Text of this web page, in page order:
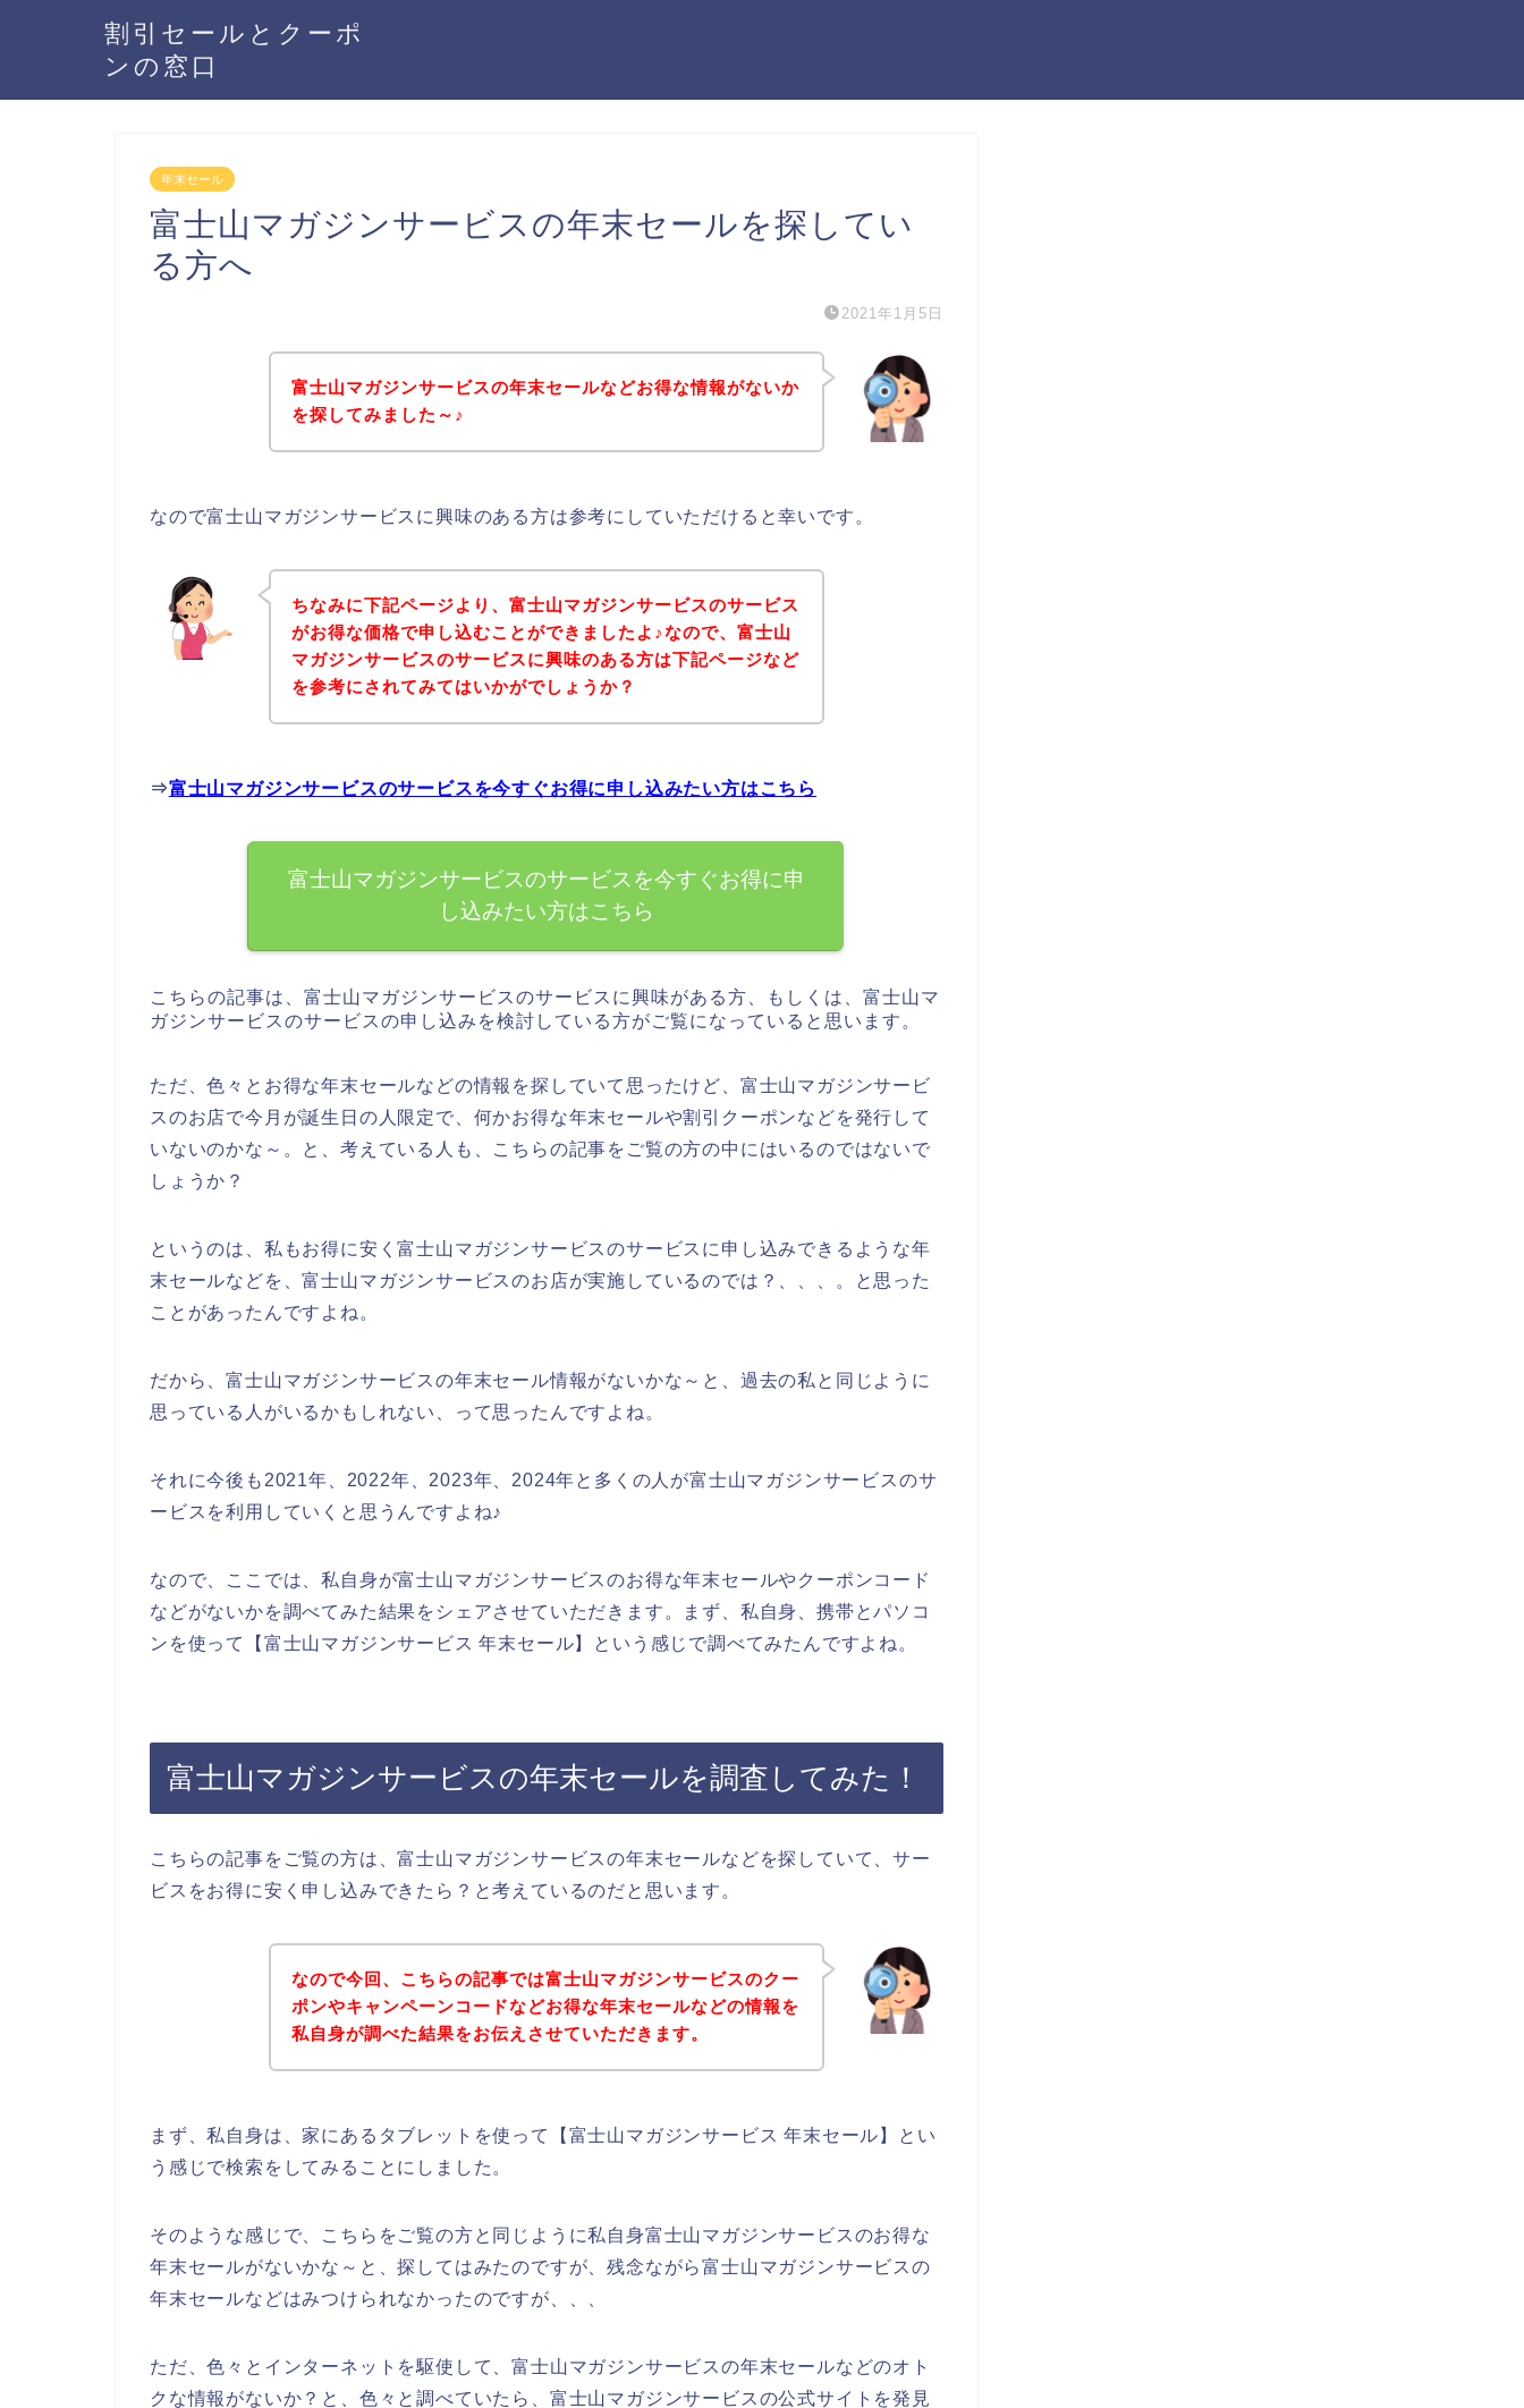
割引セールとクーポ
ンの窓口
年末セール
富士山マガジンサービスの年末セールを探してい
る方へ
2021年1月5日
富士山マガジンサービスの年末セールなどお得な情報がないか
を探してみました～♪
なので富士山マガジンサービスに興味のある方は参考にしていただけると幸いです。
ちなみに下記ページより、富士山マガジンサービスのサービス
がお得な価格で申し込むことができましたよ♪なので、富士山
マガジンサービスのサービスに興味のある方は下記ページなど
を参考にされてみてはいかがでしょうか？
⇒富士山マガジンサービスのサービスを今すぐお得に申し込みたい方はこちら
富士山マガジンサービスのサービスを今すぐお得に申
し込みたい方はこちら
こちらの記事は、富士山マガジンサービスのサービスに興味がある方、もしくは、富士山マ
ガジンサービスのサービスの申し込みを検討している方がご覧になっていると思います。
ただ、色々とお得な年末セールなどの情報を探していて思ったけど、富士山マガジンサービ
スのお店で今月が誕生日の人限定で、何かお得な年末セールや割引クーポンなどを発行して
いないのかな～。と、考えている人も、こちらの記事をご覧の方の中にはいるのではないで
しょうか？
というのは、私もお得に安く富士山マガジンサービスのサービスに申し込みできるような年
末セールなどを、富士山マガジンサービスのお店が実施しているのでは？、、、。と思った
ことがあったんですよね。
だから、富士山マガジンサービスの年末セール情報がないかな～と、過去の私と同じように
思っている人がいるかもしれない、って思ったんですよね。
それに今後も2021年、2022年、2023年、2024年と多くの人が富士山マガジンサービスのサ
ービスを利用していくと思うんですよね♪
なので、ここでは、私自身が富士山マガジンサービスのお得な年末セールやクーポンコード
などがないかを調べてみた結果をシェアさせていただきます。まず、私自身、携帯とパソコ
ンを使って【富士山マガジンサービス 年末セール】という感じで調べてみたんですよね。
富士山マガジンサービスの年末セールを調査してみた！
こちらの記事をご覧の方は、富士山マガジンサービスの年末セールなどを探していて、サー
ビスをお得に安く申し込みできたら？と考えているのだと思います。
なので今回、こちらの記事では富士山マガジンサービスのクー
ポンやキャンペーンコードなどお得な年末セールなどの情報を
私自身が調べた結果をお伝えさせていただきます。
まず、私自身は、家にあるタブレットを使って【富士山マガジンサービス 年末セール】とい
う感じで検索をしてみることにしました。
そのような感じで、こちらをご覧の方と同じように私自身富士山マガジンサービスのお得な
年末セールがないかな～と、探してはみたのですが、残念ながら富士山マガジンサービスの
年末セールなどはみつけられなかったのですが、、、
ただ、色々とインターネットを駆使して、富士山マガジンサービスの年末セールなどのオト
クな情報がないか？と、色々と調べていたら、富士山マガジンサービスの公式サイトを発見